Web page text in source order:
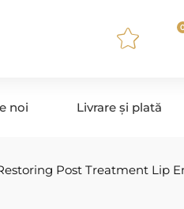
noi Livrare și plată
Post Treatment Lip